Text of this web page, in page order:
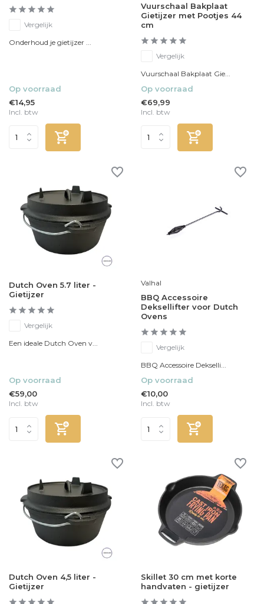
Vergelijk
Onderhoud je gietijzer ...
Op voorraad
€14,95
Incl. btw
Vuurschaal Bakplaat
Gietijzer met Pootjes 44
cm
Vergelijk
Vuurschaal Bakplaat Gie...
Op voorraad
€69,99
Incl. btw
Dutch Oven 5.7 liter -
Gietijzer
Vergelijk
Een ideale Dutch Oven v...
Op voorraad
€59,00
Incl. btw
Valhal
BBQ Accessoire
Deksellifter voor Dutch
Ovens
Vergelijk
BBQ Accessoire Dekselli...
Op voorraad
€10,00
Incl. btw
Dutch Oven 4,5 liter -
Gietijzer
Skillet 30 cm met korte
handvaten - gietijzer